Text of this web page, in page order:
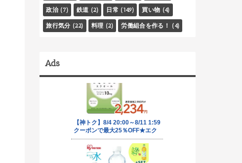
政治 (7) 鉄道 (2) 日常 (149) 買い物 (4)
旅行気分 (22) 料理 (2) 労働組合を作る！ (4)
Ads